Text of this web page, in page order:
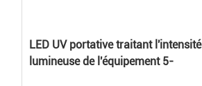
LED UV portative traitant l'intensité
lumineuse de l'équipement 5-